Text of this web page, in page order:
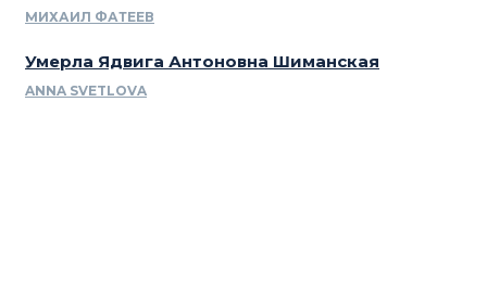
МИХАИЛ ФАТЕЕВ
Умерла Ядвига Антоновна Шиманская
ANNA SVETLOVA